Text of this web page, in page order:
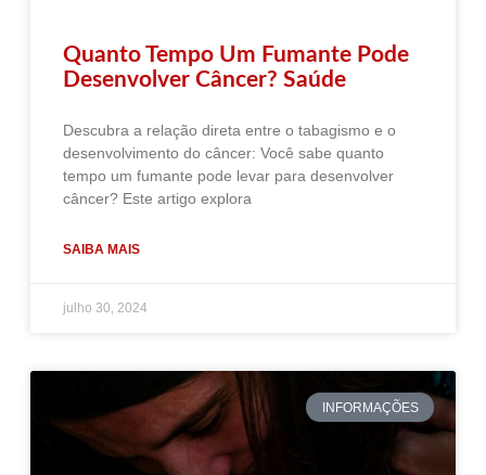
Quanto Tempo Um Fumante Pode
Desenvolver Câncer? Saúde
Descubra a relação direta entre o tabagismo e o
desenvolvimento do câncer: Você sabe quanto
tempo um fumante pode levar para desenvolver
câncer? Este artigo explora
SAIBA MAIS
julho 30, 2024
INFORMAÇÕES